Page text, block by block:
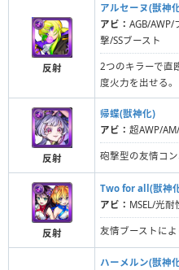
反射
アルセーヌ(獣神
アビ： AGB/
撃/SSブースト
2つのキラーで直
度火力を出せる。
反射
帰蝶(獣神化)
アビ： 超AWP/
砲撃型の友情コン
反射
Two for all(獣神
アビ： MSEL/光
友情ブーストによ
ハーメルン(獣神